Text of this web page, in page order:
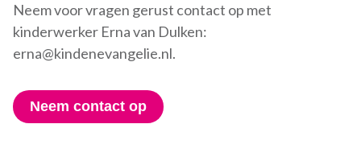
Neem voor vragen gerust contact op met
kinderwerker Erna van Dulken:
erna@kindenevangelie.nl.
Neem contact op